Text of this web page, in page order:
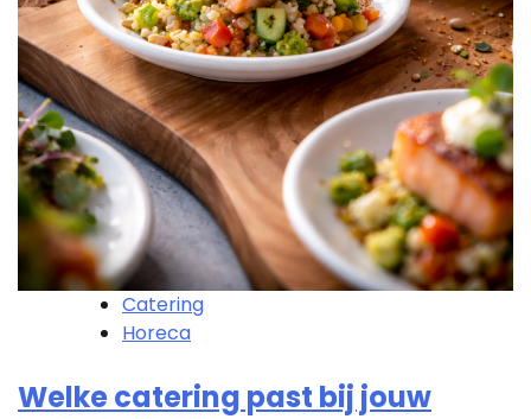
Catering
Horeca
Welke catering past bij jouw